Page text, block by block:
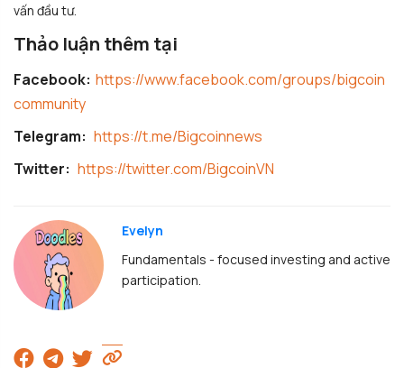
vấn đầu tư.
Thảo luận thêm tại
Facebook: https://www.facebook.com/groups/bigcoin
community
Telegram: https://t.me/Bigcoinnews
Twitter: https://twitter.com/BigcoinVN
Evelyn
Fundamentals - focused investing and active
participation.